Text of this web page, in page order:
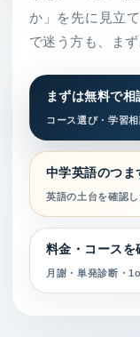
か」を先に見立
で迷う方も、ま
まずは無料で相
コース選び・学習
中学英語のつま
英語の土台を確認
料金・コースを
月謝・単発診断・